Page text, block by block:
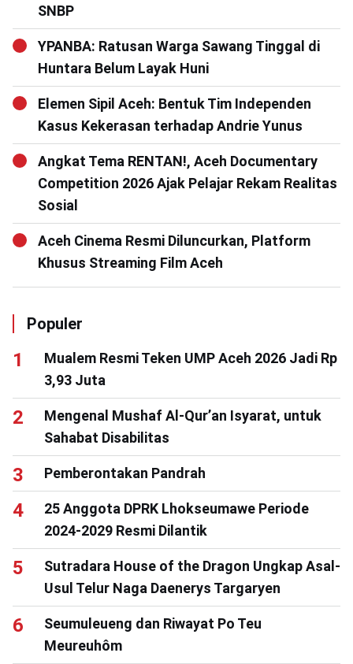
SNBP
YPANBA: Ratusan Warga Sawang Tinggal di
Huntara Belum Layak Huni
Elemen Sipil Aceh: Bentuk Tim Independen
Kasus Kekerasan terhadap Andrie Yunus
Angkat Tema RENTAN!, Aceh Documentary
Competition 2026 Ajak Pelajar Rekam Realitas
Sosial
Aceh Cinema Resmi Diluncurkan, Platform
Khusus Streaming Film Aceh
Populer
Mualem Resmi Teken UMP Aceh 2026 Jadi Rp
3,93 Juta
Mengenal Mushaf Al-Qur’an Isyarat, untuk
Sahabat Disabilitas
Pemberontakan Pandrah
25 Anggota DPRK Lhokseumawe Periode
2024-2029 Resmi Dilantik
Sutradara House of the Dragon Ungkap Asal-
Usul Telur Naga Daenerys Targaryen
Seumuleueng dan Riwayat Po Teu
Meureuhôm